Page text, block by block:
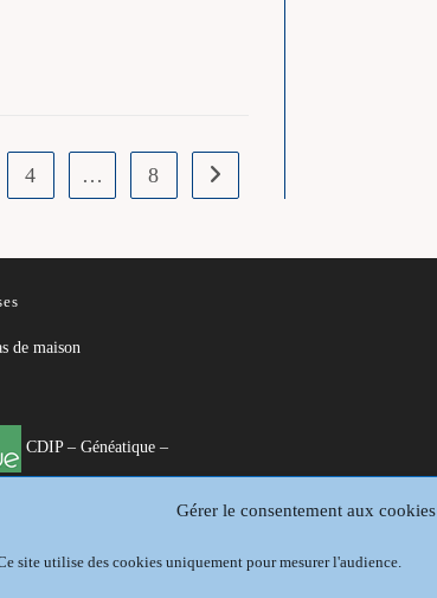
Gérer le consentement aux cookies
site utilise des cookies uniquement pour mesurer l'audience.
4 … 8 Aller à la page suivante
de maison
CDIP – Généatique –
du Dunkerquois